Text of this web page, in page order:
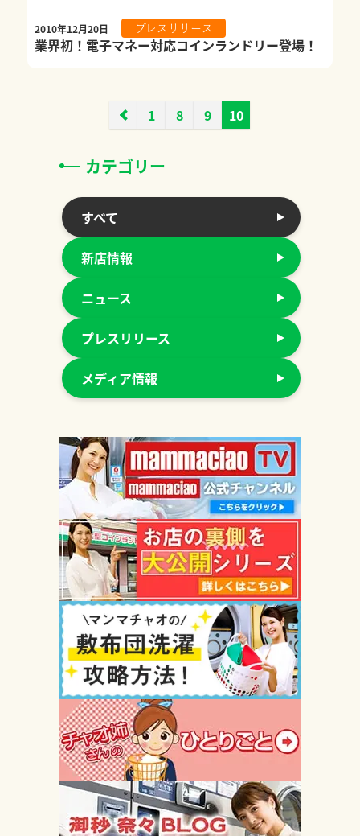
2010年12月20日 プレスリリース
業界初！電子マネー対応コインランドリー登場！
1 8 9 10
カテゴリー
すべて
新店情報
ニュース
プレスリリース
メディア情報